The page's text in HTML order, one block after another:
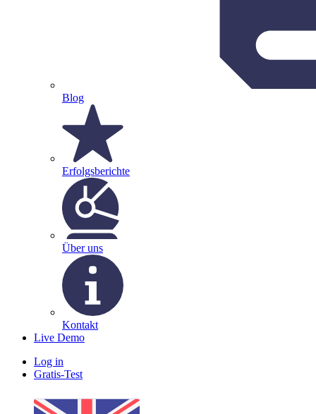
Blog
Erfolgsberichte
Über uns
Kontakt
Live Demo
Log in
Gratis-Test